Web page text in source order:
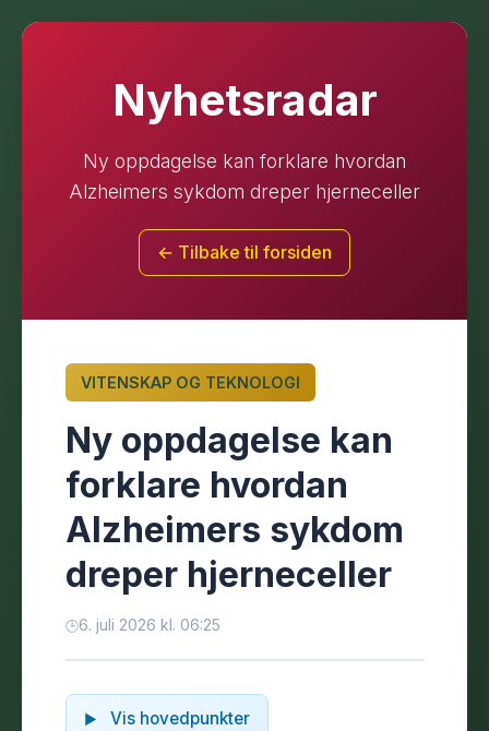
Nyhetsradar
Ny oppdagelse kan forklare hvordan
Alzheimers sykdom dreper hjerneceller
← Tilbake til forsiden
VITENSKAP OG TEKNOLOGI
Ny oppdagelse kan
forklare hvordan
Alzheimers sykdom
dreper hjerneceller
6. juli 2026 kl. 06:25
Vis hovedpunkter